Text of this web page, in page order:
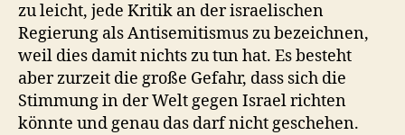
zu leicht, jede Kritik an der israelischen
Regierung als Antisemitismus zu bezeichnen,
weil dies damit nichts zu tun hat. Es besteht
aber zurzeit die große Gefahr, dass sich die
Stimmung in der Welt gegen Israel richten
könnte und genau das darf nicht geschehen.